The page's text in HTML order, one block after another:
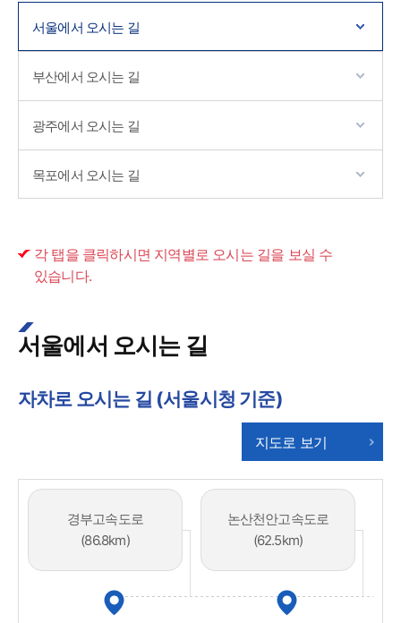
서울에서 오시는 길
부산에서 오시는 길
광주에서 오시는 길
목포에서 오시는 길
각 탭을 클릭하시면 지역별로 오시는 길을 보실 수
있습니다.
서울에서 오시는 길
자차로 오시는 길 (서울시청 기준)
지도로 보기
경부고속도로​
(86.8km)
논산천안고속도로​
(62.5km)